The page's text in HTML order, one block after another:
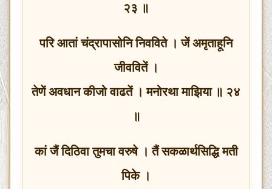
२३ ॥
परि आतां चंद्रापासोनि निवविते । जें अमृताहूनि
जीववितें ।
तेणें अवधान कीजो वाढतें । मनोरथा माझिया ॥ २४
॥
कां जैं दिठिवा तुमचा वरुषे । तैं सकळार्थसिद्धि मती
पिके ।